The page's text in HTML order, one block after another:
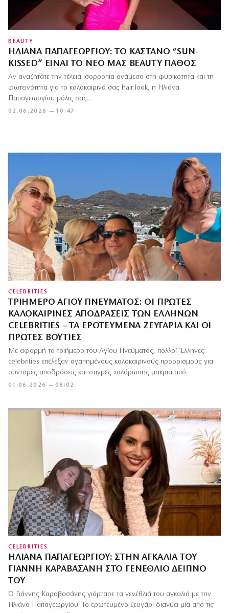
BEAUTY
ΗΛΙΆΝΑ ΠΑΠΑΓΕΩΡΓΊΟΥ: ΤΟ ΚΑΣΤΑΝΌ “SUN-
KISSED” ΕΊΝΑΙ ΤΟ ΝΈΟ ΜΑΣ BEAUTY ΠΆΘΟΣ
02.06.2026 — 10:47
Αν αναζητάτε την τέλεια ισορροπία ανάμεσα στη φυσικότητα και τη
φωτεινότητα για το καλοκαιρινό σας hair look, η Ηλιάνα
Παπαγεωργίου μόλις σας…
CELEBRITIES
ΤΡΙΉΜΕΡΟ ΑΓΊΟΥ ΠΝΕΎΜΑΤΟΣ: ΟΙ ΠΡΏΤΕΣ
ΚΑΛΟΚΑΙΡΙΝΈΣ ΑΠΟΔΡΆΣΕΙΣ ΤΩΝ ΕΛΛΉΝΩΝ
CELEBRITIES – ΤΑ ΕΡΩΤΕΥΜΈΝΑ ΖΕΥΓΆΡΙΑ ΚΑΙ ΟΙ
ΠΡΏΤΕΣ ΒΟΥΤΙΈΣ
01.06.2026 — 08:02
Με αφορμή το τριήμερο του Αγίου Πνεύματος, πολλοί Έλληνες
celebrities επέλεξαν αγαπημένους καλοκαιρινούς προορισμούς για
σύντομες αποδράσεις και στιγμές χαλάρωσης μακριά από…
CELEBRITIES
ΗΛΙΆΝΑ ΠΑΠΑΓΕΩΡΓΊΟΥ: ΣΤΗΝ ΑΓΚΑΛΙΆ ΤΟΥ
ΓΙΆΝΝΗ ΚΑΡΑΒΑΣΆΝΗ ΣΤΟ ΓΕΝΈΘΛΙΟ ΔΕΊΠΝΟ
ΤΟΥ
Ο Γιάννης Καραβασάνης γιόρτασε τα γενέθλιά του αγκαλιά με την
Ηλιάνα Παπαγεωργίου. Το ερωτευμένο ζευγάρι διανύει μία από τις